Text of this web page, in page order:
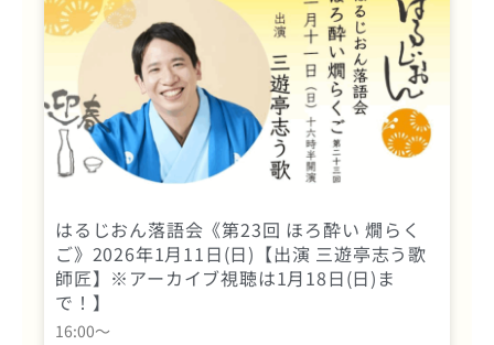
はるじおん落語会《第23回 ほろ酔い 燗らく
ご》2026年1月11日(日)【出演 三遊亭志う歌
師匠】※アーカイブ視聴は1月18日(日)ま
で！】
16:00〜